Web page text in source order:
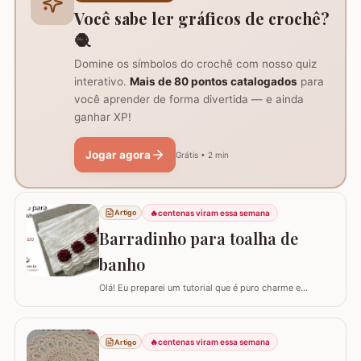
com um anel mágico ou uma argola de 10…
Você sabe ler gráficos de crochê?
🧶
Domine os símbolos do crochê com nosso quiz
interativo. Mais de 80 pontos catalogados para
você aprender de forma divertida — e ainda
ganhar XP!
Jogar agora Grátis • 2 min
Artigo 🔥centenas viram essa semana
Barradinho para toalha de
banho
Olá! Eu preparei um tutorial que é puro charme e
como confeccionar um Barradinho para Toalha de
Banho ou Toalha de Rosto passo a passo. Esse
trabalho transforma uma peça simples em um item de
Artigo 🔥centenas viram essa semana